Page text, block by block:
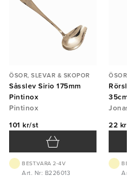
ÖSOR, SLEVAR & SKOPOR
Såsslev Sirio 175mm
Pintinox
Pintinox
101 kr/st
BEST.VARA 2-4V
Art. Nr: B226013
ÖSOR,
Rörslev
35cm
Jonas
22 kr/st
Art.